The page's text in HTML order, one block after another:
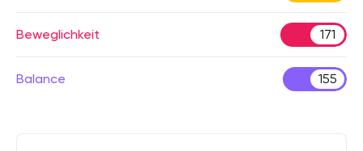
Beweglichkeit 171
Balance 155